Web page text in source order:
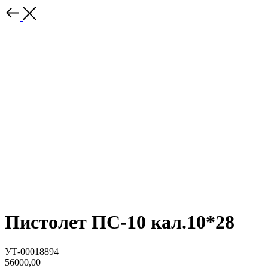
Пистолет ПС-10 кал.10*28
УТ-00018894
56000,00